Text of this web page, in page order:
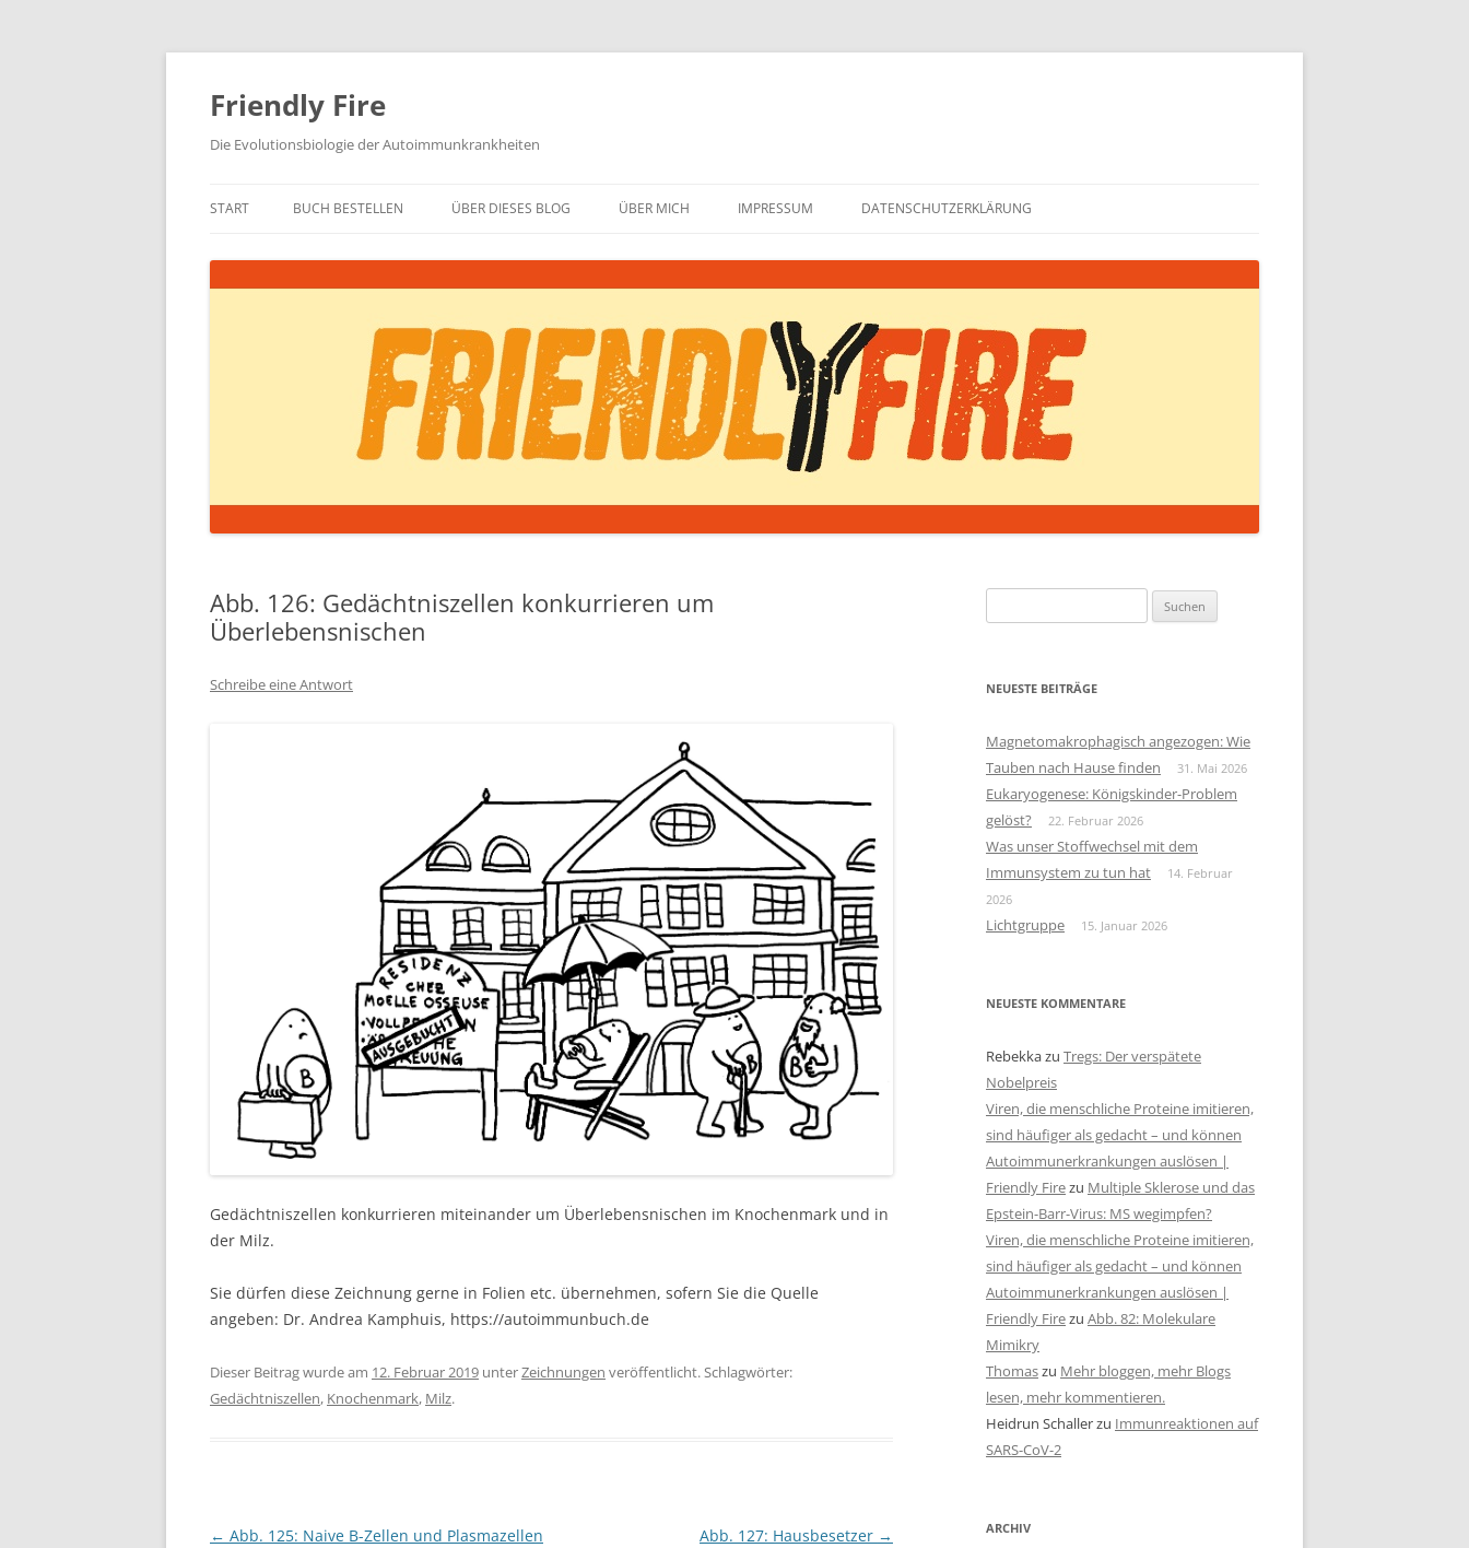
Zum
springen
Friendly Fire
Die Evolutionsbiologie der Autoimmunkrankheiten
START BUCH BESTELLEN ÜBER DIESES BLOG ÜBER MICH IMPRESSUM DATENSCHUTZERKLÄRUNG
Abb. 126: Gedächtniszellen konkurrieren um
Überlebensnischen
Schreibe eine Antwort
Gedächtniszellen konkurrieren miteinander um Überlebensnischen im Knochenmark und in
der Milz.
Sie dürfen diese Zeichnung gerne in Folien etc. übernehmen, sofern Sie die Quelle
angeben: Dr. Andrea Kamphuis, https://autoimmunbuch.de
Dieser Beitrag wurde am 12. Februar 2019 unterZeichnungen veröffentlicht. Schlagwörter:
Gedächtniszellen, Knochenmark, Milz.
Beitragsnavigation
← Abb. 125: Naive B-Zellen und Plasmazellen Abb. 127: Hausbesetzer →
nach:
NEUESTE BEITRÄGE
Magnetomakrophagisch angezogen: Wie
Tauben nach Hause finden
31. Mai 2026
Eukaryogenese: Königskinder-Problem
gelöst?
22. Februar 2026
Was unser Stoffwechsel mit dem
Immunsystem zu tun hat
14. Februar
2026
Lichtgruppe 15. Januar 2026
NEUESTE KOMMENTARE
Rebekkazu Tregs: Der verspätete
Nobelpreis
Viren, die menschliche Proteine imitieren,
sind häufiger als gedacht – und können
Autoimmunerkrankungen auslösen |
Friendly Firezu Multiple Sklerose und das
Epstein-Barr-Virus: MS wegimpfen?
Viren, die menschliche Proteine imitieren,
sind häufiger als gedacht – und können
Autoimmunerkrankungen auslösen |
Friendly Firezu Abb. 82: Molekulare
Mimikry
Thomaszu Mehr bloggen, mehr Blogs
lesen, mehr kommentieren.
Heidrun Schallerzu Immunreaktionen auf
SARS-CoV-2
ARCHIV